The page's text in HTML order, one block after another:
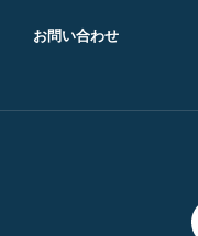
お問い合わせ